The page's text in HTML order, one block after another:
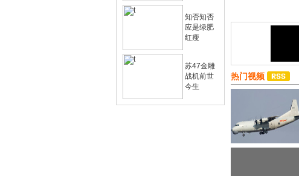
知否知否
应是绿肥
红瘦
苏47金雕
战机前世
今生
热门视频